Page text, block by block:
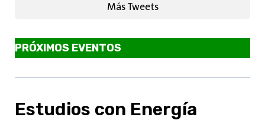
Más Tweets
PRÓXIMOS EVENTOS
Estudios con Energía